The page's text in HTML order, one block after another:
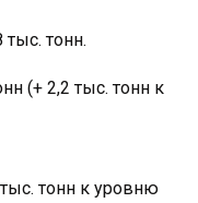
тонн.
(+ 2,2 тыс. тонн к
тонн к уровню